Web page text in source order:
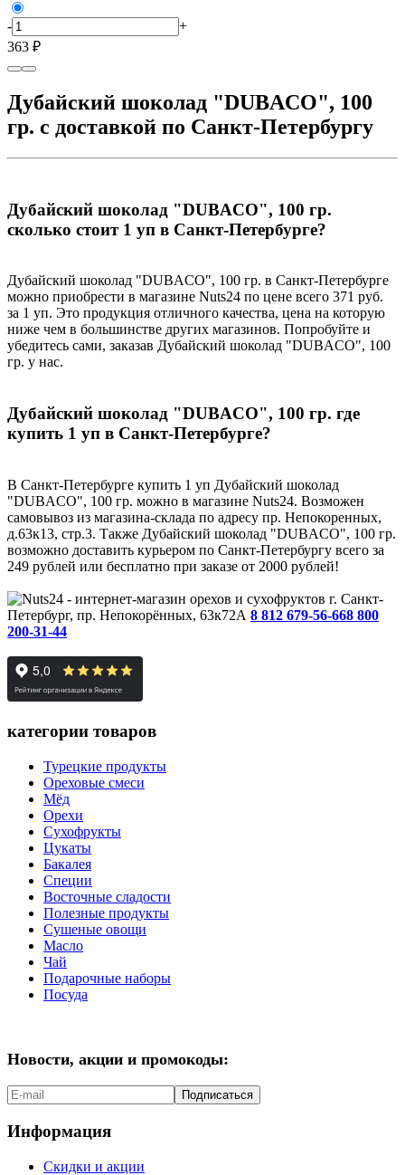
-
+
363 ₽
Дубайский шоколад "DUBACO", 100
гр. с доставкой по Санкт-Петербургу
Дубайский шоколад "DUBACO", 100 гр.
сколько стоит 1 уп в Санкт-Петербурге?
Дубайский шоколад "DUBACO", 100 гр. в Санкт-Петербурге
можно приобрести в магазине Nuts24 по цене всего 371 руб.
за 1 уп. Это продукция отличного качества, цена на которую
ниже чем в большинстве других магазинов. Попробуйте и
убедитесь сами, заказав Дубайский шоколад "DUBACO", 100
гр. у нас.
Дубайский шоколад "DUBACO", 100 гр. где
купить 1 уп в Санкт-Петербурге?
В Санкт-Петербурге купить 1 уп Дубайский шоколад
"DUBACO", 100 гр. можно в магазине Nuts24. Возможен
самовывоз из магазина-склада по адресу пр. Непокоренных,
д.63к13, стр.3. Также Дубайский шоколад "DUBACO", 100 гр.
возможно доставить курьером по Санкт-Петербургу всего за
249 рублей или бесплатно при заказе от 2000 рублей!
г. Санкт-
Петербург, пр. Непокорённых, 63к72А 8 812 679-56-668 800
200-31-44
категории товаров
Турецкие продукты
Ореховые смеси
Мёд
Орехи
Сухофрукты
Цукаты
Бакалея
Специи
Восточные сладости
Полезные продукты
Сушеные овощи
Масло
Чай
Подарочные наборы
Посуда
Новости, акции и промокоды:
Подписаться
Информация
Скидки и акции